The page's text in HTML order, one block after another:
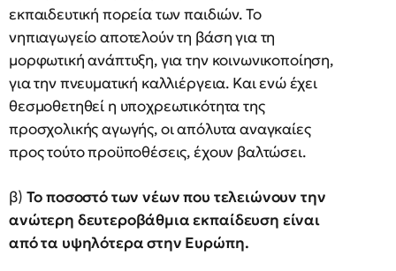
εκπαιδευτική πορεία των παιδιών. Το
νηπιαγωγείο αποτελούν τη βάση για τη
μορφωτική ανάπτυξη, για την κοινωνικοποίηση,
για την πνευματική καλλιέργεια. Και ενώ έχει
θεσμοθετηθεί η υποχρεωτικότητα της
προσχολικής αγωγής, οι απόλυτα αναγκαίες
προς τούτο προϋποθέσεις, έχουν βαλτώσει.
β) Το ποσοστό των νέων που τελειώνουν την
ανώτερη δευτεροβάθμια εκπαίδευση είναι
από τα υψηλότερα στην Ευρώπη.